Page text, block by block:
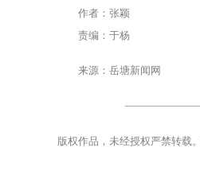
作者：张颖
责编：于杨
来源：岳塘新闻网
版权作品，未经授权严禁转载